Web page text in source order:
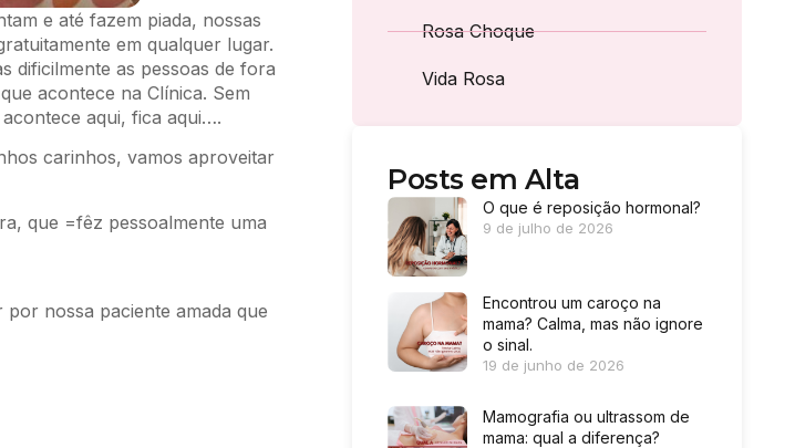
e até fazem piada, nossas
em qualquer lugar.
dificilmente as pessoas de fora
acontece na Clínica. Sem
aqui, fica aqui….
carinhos, vamos aproveitar
que =fêz pessoalmente uma
nossa paciente amada que
Rosa Choque
Vida Rosa
Posts em Alta
O que é reposição hormonal?
9 de julho de 2026
Encontrou um caroço na
mama? Calma, mas não ignore
o sinal.
19 de junho de 2026
Mamografia ou ultrassom de
mama: qual a diferença?